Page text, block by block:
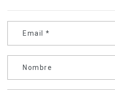
Email *
Nombre